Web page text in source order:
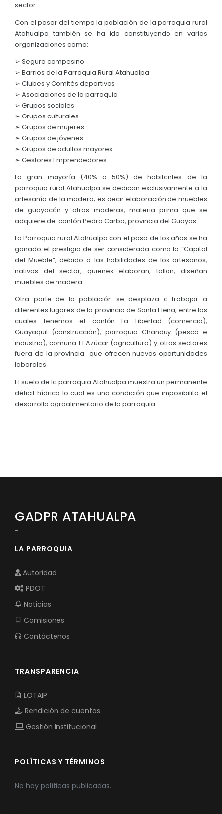
sector.
Con el pasar del tiempo la población de la parroquia rural
Atahualpa también se ha ido constituyendo en varias
organizaciones como:
➢ Seguro campesino
➢ Barrios de la Parroquia Rural Atahualpa
➢ Clubes y Comités deportivos
➢ Asociaciones de la parroquia
➢ Grupos sociales
➢ Grupos culturales
➢ Grupos de mujeres
➢ Grupos de jóvenes
➢ Grupos de adultos mayores.
➢ Gestores Emprendedores
La gran mayoría (40% a 50%) de habitantes de la
parroquia rural Atahualpa se dedican exclusivamente a la
artesanía de la madera; es decir elaboración de muebles
de guayacán y otras maderas, materia prima que se
adquiere del cantón Pedro Carbo, provincia del Guayas.
La Parroquia rural Atahualpa con el paso de los años se ha
ganado el prestigio de ser considerada como la “Capital
del Mueble”, debido a las habilidades de los artesanos,
nativos del sector, quienes elaboran, tallan, diseñan
muebles de madera.
Otra parte de la población se desplaza a trabajar a
diferentes lugares de la provincia de Santa Elena, entre los
cuales tenemos el cantón La Libertad (comercio),
Guayaquil (construcción), parroquia Chanduy (pesca e
industria), comuna El Azúcar (agricultura) y otros sectores
fuera de la provincia que ofrecen nuevas oportunidades
laborales.
El suelo de la parroquia Atahualpa muestra un permanente
déficit hídrico lo cual es una condición que imposibilita el
desarrollo agroalimentario de la parroquia.
GADPR ATAHUALPA
-
LA PARROQUIA
Autoridad
PDOT
Noticias
Comisiones
Contáctenos
TRANSPARENCIA
LOTAIP
Rendición de cuentas
Gestión Institucional
POLÍTICAS Y TÉRMINOS
No hay políticas publicadas.